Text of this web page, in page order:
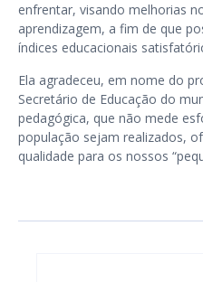
enfrentar, visando melhorias
aprendizagem, a fim de que
índices educacionais
Ela agradeceu, em nome do
Secretário de Educação do
pedagógica, que não mede
população sejam realizados,
qualidade para os nossos